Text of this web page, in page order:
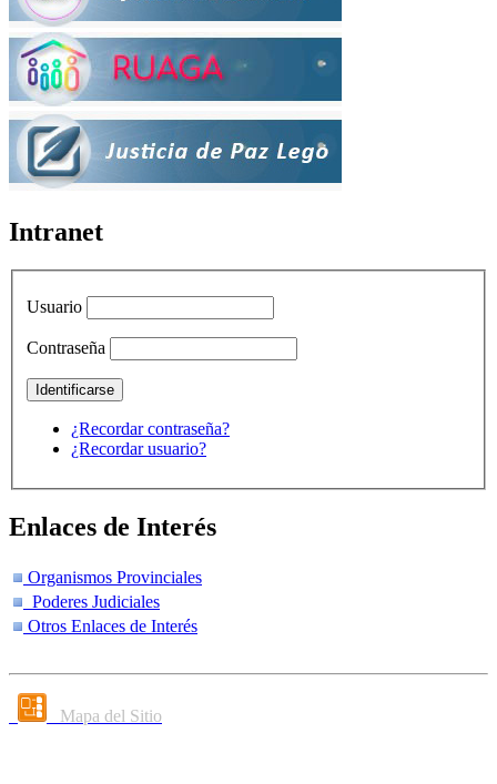
Intranet
Usuario
Contraseña
¿Recordar contraseña?
¿Recordar usuario?
Enlaces de Interés
Organismos Provinciales
Poderes Judiciales
Otros Enlaces de Interés
Mapa del Sitio